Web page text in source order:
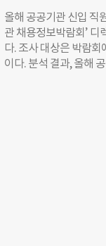
올해 공공기관 신입 직
관 채용정보박람회’
다. 조사 대상은 박람
이다. 분석 결과, 올해